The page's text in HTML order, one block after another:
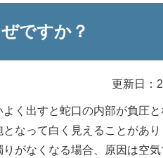
ですか？
更新日：
く出すと蛇口の内部が負圧
なって白く見えることがあ
がなくなる場合、原因は空気